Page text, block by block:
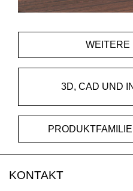
WEITERE
3D, CAD UND
KONTAKT